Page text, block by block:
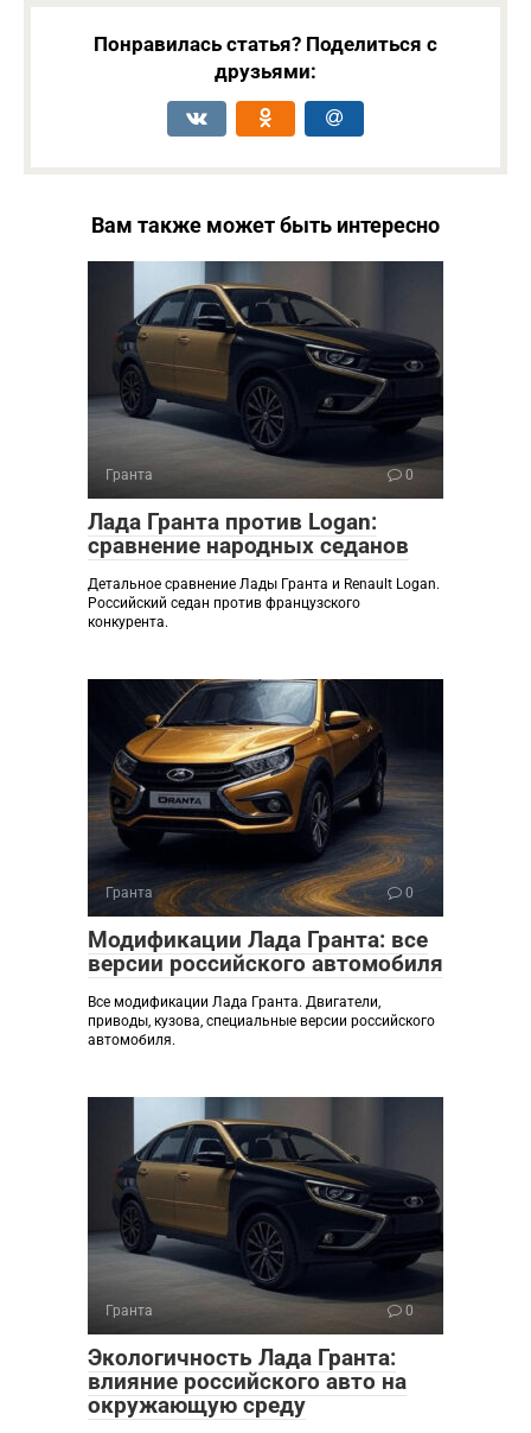
Понравилась статья? Поделиться с
друзьями:
Вам также может быть интересно
Гранта 0
Лада Гранта против Logan:
сравнение народных седанов
Детальное сравнение Лады Гранта и Renault Logan.
Российский седан против французского
конкурента.
Гранта 0
Модификации Лада Гранта: все
версии российского автомобиля
Все модификации Лада Гранта. Двигатели,
приводы, кузова, специальные версии российского
автомобиля.
Гранта 0
Экологичность Лада Гранта:
влияние российского авто на
окружающую среду